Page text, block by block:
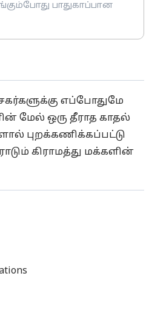
பாதுகாப்பான
எப்போதுமே
மேல் ஒரு தீராத காதல்
புறக்கணிக்கப்பட்டு
கிராமத்து மக்களின்
அத்துடன் கிராமத்து
சம்பவங்கள்
தேனி வட்டாரத்தில்
வருசநாட்டு ஜமீன்
சாபத்தால் சீரழிந்து